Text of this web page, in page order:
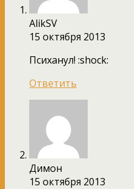
AlikSV
15 октября 2013
Психанул! :shock:
Ответить
Димон
15 октября 2013